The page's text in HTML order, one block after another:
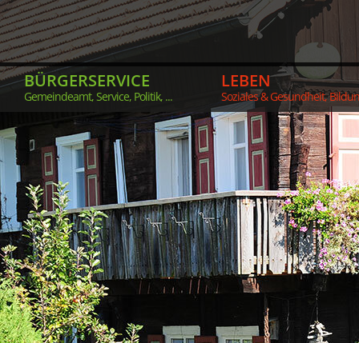
BÜRGERSERVICE
Gemeindeamt, Service, Politik, ...
LEBEN
Soziales & Gesundheit,